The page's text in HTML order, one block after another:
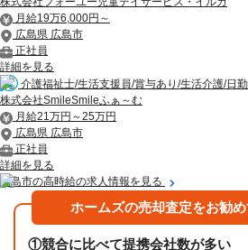
月給19万6,000円～
広島県 広島市
正社員
詳細を見る
介護福祉士/生活支援員/賞与あり/生活介護/日
株式会社SmileSmileふぁ～む
月給21万円～25万円
広島県 広島市
正社員
詳細を見る
広島市の高時給の求人情報を見る
ホームズの売却査定をお勧
①競合に比べて提携会社数が多い